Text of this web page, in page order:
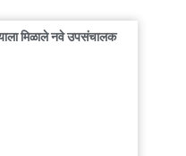
मिळाले नवे उपसंचालक